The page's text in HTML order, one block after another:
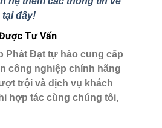
đây!
Tư Vấn
Phát Đạttự hào cung cấp
công nghiệp chính hãng
trội và dịch vụ khách
hợp tác cùng chúng tôi,